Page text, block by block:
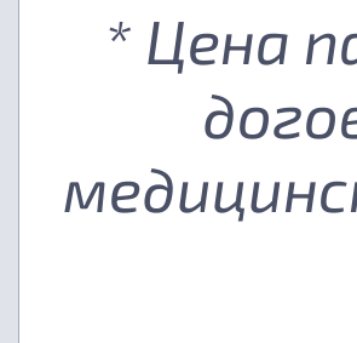
* Цена